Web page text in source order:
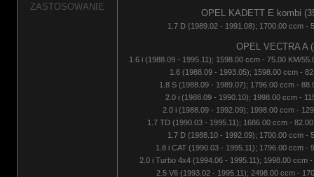
ZASTOSOWANIE
OPEL KADETT E kombi
1.7 D (1989.02 - 1991.08); 1700.00 ccm -
OPEL VECTRA A
1.6 i (1988.09 - 1995.11); 1598.00 ccm - 75.00 KM/
1.6 (1988.09 - 1993.05); 1598.00 ccm -
1.8 S (1988.09 - 1989.07); 1796.00 ccm -
2.0 i (1988.09 - 1990.10); 1998.00 ccm -
2.0 i (1988.09 - 1992.09); 1998.00 ccm -
1.7 TD (1990.03 - 1995.11); 1686.00 ccm -
1.7 D (1988.10 - 1992.09); 1700.00 ccm -
1.8 i CAT (1990.03 - 1995.11); 1796.00 ccm -
2.0 i Turbo 4x4 (1994.06 - 1995.11); 1998.00 ccm
2.5 V6 (1993.02 - 1995.11); 2498.00 ccm -